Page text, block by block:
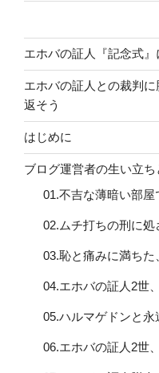
エホバの証人『記念式
エホバの証人との裁判
返そう
はじめに
ブログ運営者の生い立ち
01.不吉な薄暗い部
02.ムチ打ちの刑に
03.恥と痛みに満ち
04.エホバの証人2世
05.ハルマゲドンと
06.エホバの証人2世